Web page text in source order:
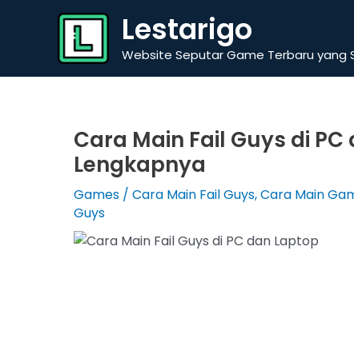
Lestarigo
Website Seputar Game Terbaru yang
Cara Main Fail Guys di
Lengkapnya
Games / Cara Main Fail Guys,Cara Main
Guys